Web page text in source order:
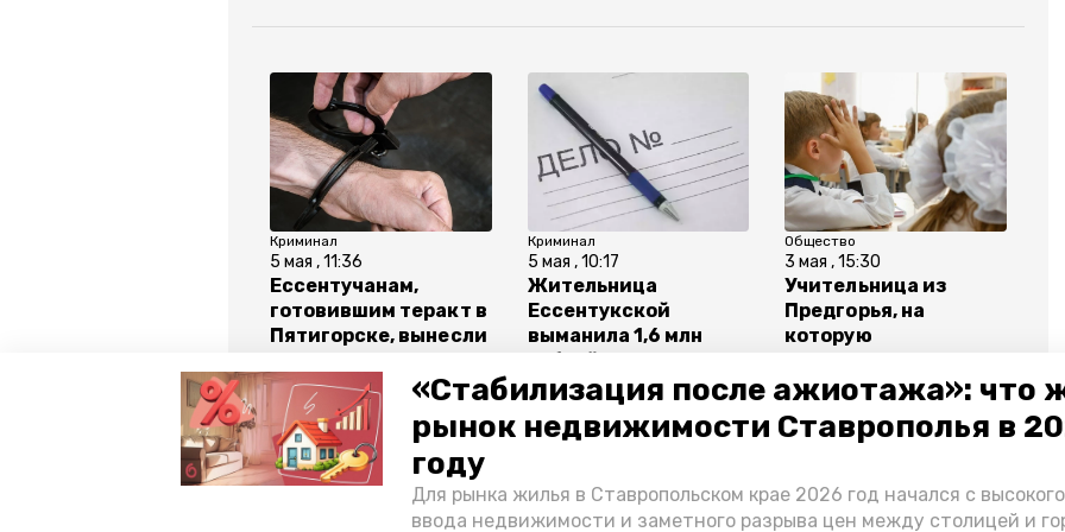
«Стабилизация после ажиотажа»: что
рынок недвижимости Ставрополья в
году
Для рынка жилья в Ставропольском крае 2026 год начался с
ввода недвижимости и заметного разрыва цен между столицей и
Криминал
5 мая , 11:36
Ессентучанам,
готовившим теракт в
Пятигорске, вынесли
Криминал
5 мая , 10:17
Жительница
Ессентукской
выманила 1,6 млн
рублей у клиентки за
снятие порчи
Общество
3 мая , 15:30
Учительница из
Предгорья, на
которую
Мизулиной,
уволилась
Все новости